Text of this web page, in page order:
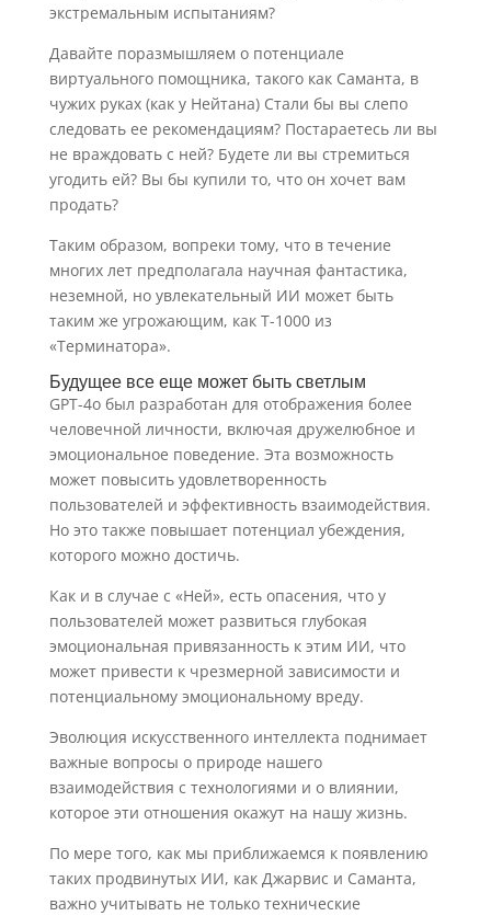
экстремальным испытаниям?
Давайте поразмышляем о потенциале
виртуального помощника, такого как Саманта, в
чужих руках (как у Нейтана) Стали бы вы слепо
следовать ее рекомендациям? Постараетесь ли вы
не враждовать с ней? Будете ли вы стремиться
угодить ей? Вы бы купили то, что он хочет вам
продать?
Таким образом, вопреки тому, что в течение
многих лет предполагала научная фантастика,
неземной, но увлекательный ИИ может быть
таким же угрожающим, как Т-1000 из
«Терминатора».
Будущее все еще может быть светлым
GPT-4o был разработан для отображения более
человечной личности, включая дружелюбное и
эмоциональное поведение. Эта возможность
может повысить удовлетворенность
пользователей и эффективность взаимодействия.
Но это также повышает потенциал убеждения,
которого можно достичь.
Как и в случае с «Ней», есть опасения, что у
пользователей может развиться глубокая
эмоциональная привязанность к этим ИИ, что
может привести к чрезмерной зависимости и
потенциальному эмоциональному вреду.
Эволюция искусственного интеллекта поднимает
важные вопросы о природе нашего
взаимодействия с технологиями и о влиянии,
которое эти отношения окажут на нашу жизнь.
По мере того, как мы приближаемся к появлению
таких продвинутых ИИ, как Джарвис и Саманта,
важно учитывать не только технические